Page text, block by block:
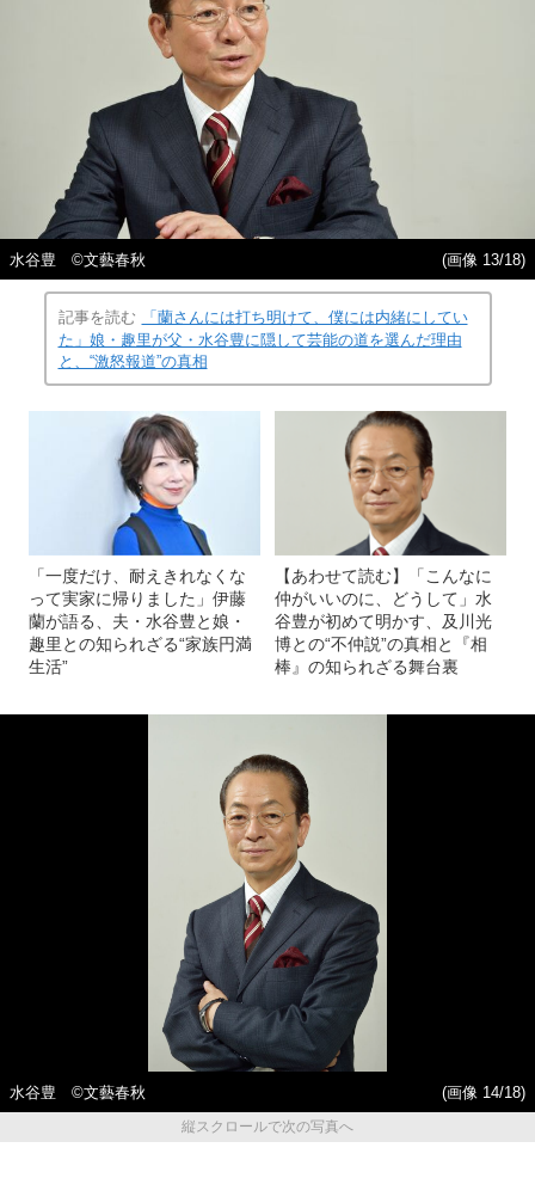
水谷豊 ©︎文藝春秋 (画像 13/18)
記事を読む
「蘭さんには打ち明けて、僕には内緒にしてい
た」娘・趣里が父・水谷豊に隠して芸能の道を選んだ理由
と、“激怒報道”の真相
「一度だけ、耐えきれなくな
って実家に帰りました」伊藤
蘭が語る、夫・水谷豊と娘・
趣里との知られざる“家族円満
生活”
【あわせて読む】「こんなに
仲がいいのに、どうして」水
谷豊が初めて明かす、及川光
博との“不仲説”の真相と『相
棒』の知られざる舞台裏
水谷豊 ©︎文藝春秋
(画像 14/18)
縦スクロールで次の写真へ